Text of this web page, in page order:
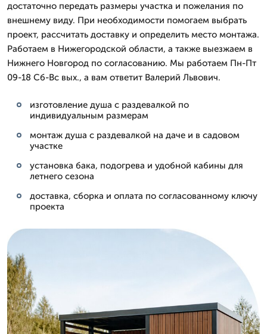
достаточно передать размеры участка и пожелания по
внешнему виду. При необходимости помогаем выбрать
проект, рассчитать доставку и определить место монтажа.
Работаем в Нижегородской области, а также выезжаем в
Нижнего Новгород по согласованию. Мы работаем Пн-Пт
09-18 Сб-Вс вых., а вам ответит Валерий Львович.
изготовление душа с раздевалкой по
индивидуальным размерам
монтаж душа с раздевалкой на даче и в садовом
участке
установка бака, подогрева и удобной кабины для
летнего сезона
доставка, сборка и оплата по согласованному ключу
проекта